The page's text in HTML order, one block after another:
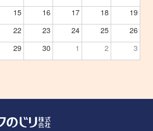
15 16 17 18
19
22 23 24 25
26
29 30 1 2 3